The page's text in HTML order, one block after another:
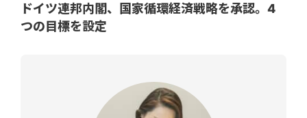
ドイツ連邦内閣、国家循環経済戦略を承認。4
つの目標を設定